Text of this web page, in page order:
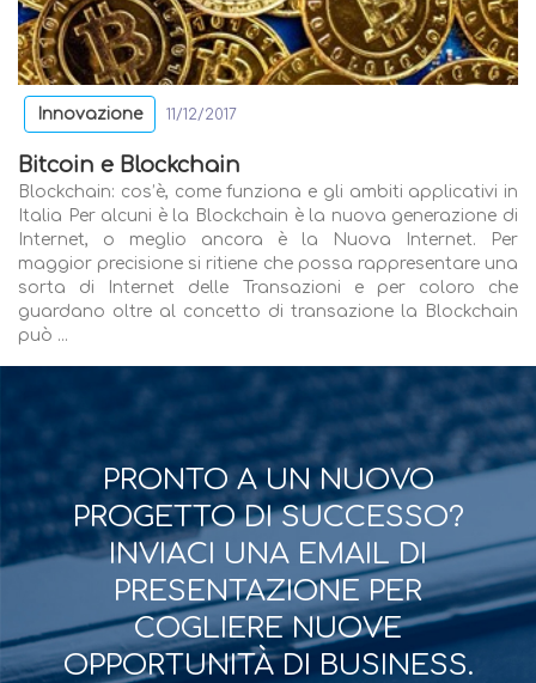
Innovazione 11/12/2017
Bitcoin e Blockchain
Blockchain: cos’è, come funziona e gli ambiti applicativi in
Italia Per alcuni è la Blockchain è la nuova generazione di
Internet, o meglio ancora è la Nuova Internet. Per
maggior precisione si ritiene che possa rappresentare una
sorta di Internet delle Transazioni e per coloro che
guardano oltre al concetto di transazione la Blockchain
può ...
PRONTO A UN NUOVO
PROGETTO DI SUCCESSO?
INVIACI UNA EMAIL DI
PRESENTAZIONE PER
COGLIERE NUOVE
OPPORTUNITÀ DI BUSINESS.